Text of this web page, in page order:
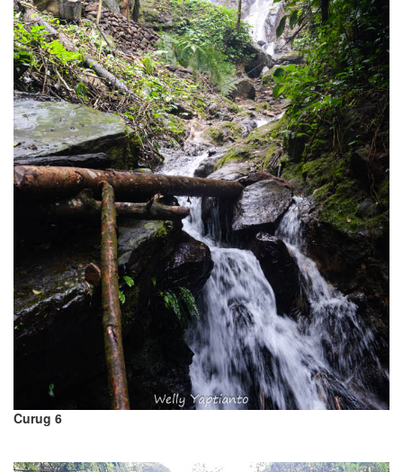
Curug 6